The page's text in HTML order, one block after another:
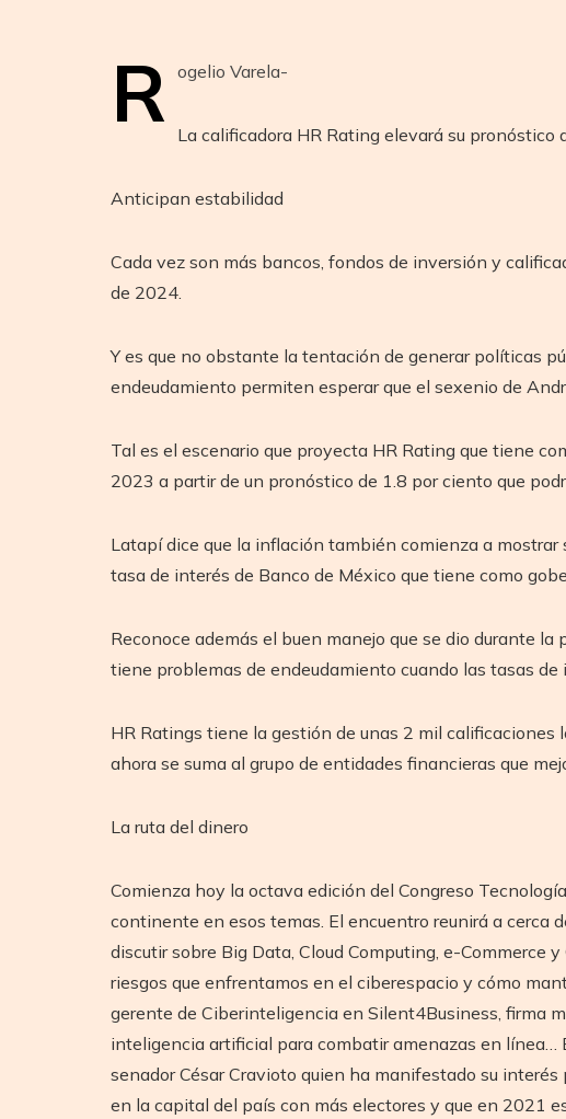
R ogelio Varela-
La calificadora HR Rating elevará su
Anticipan estabilidad
Cada vez son más bancos, fondos de inversión y
de 2024.
Y es que no obstante la tentación de generar políticas
endeudamiento permiten esperar que el sexenio de
Tal es el escenario que proyecta HR Rating que tiene
2023 a partir de un pronóstico de 1.8 por ciento que
Latapí dice que la inflación también comienza a
tasa de interés de Banco de México que tiene como
Reconoce además el buen manejo que se dio durante
tiene problemas de endeudamiento cuando las tasas de
HR Ratings tiene la gestión de unas 2 mil calificaciones
ahora se suma al grupo de entidades financieras que
La ruta del dinero
Comienza hoy la octava edición del Congreso
continente en esos temas. El encuentro reunirá a
discutir sobre Big Data, Cloud Computing, e-Commerce
riesgos que enfrentamos en el ciberespacio y cómo
gerente de Ciberinteligencia en Silent4Business, firma
inteligencia artificial para combatir amenazas en línea…
senador César Cravioto quien ha manifestado su
en la capital del país con más electores y que en 2021